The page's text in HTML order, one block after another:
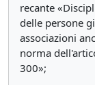
recante
delle persone
associazioni
norma
300»;